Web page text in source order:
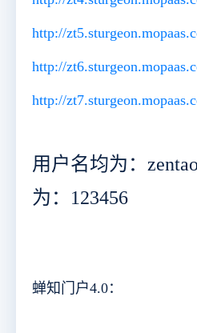
http://
http://
http://
用户名均为：
为：123456
蝉知门户4.0：